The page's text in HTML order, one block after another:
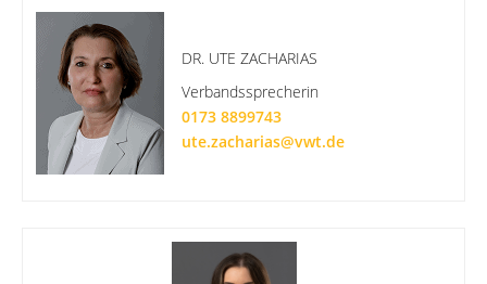
DR. UTE ZACHARIAS
Verbandssprecherin
0173 8899743
ute.zacharias@vwt.de